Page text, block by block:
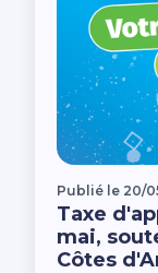
Publié le 20/
Taxe
mai,
Côtes